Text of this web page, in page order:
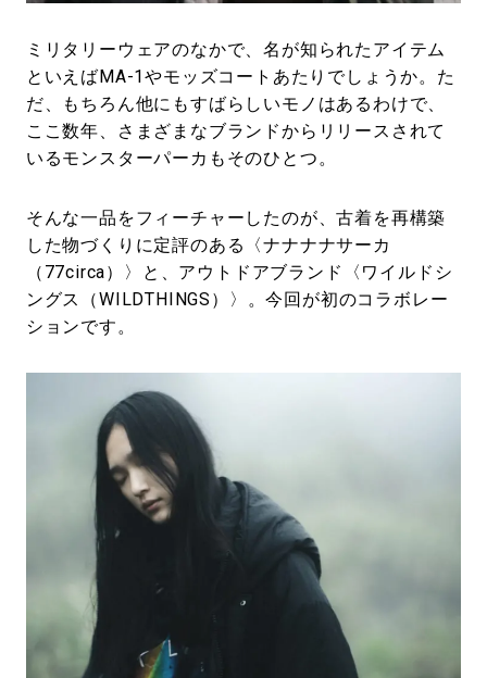
ミリタリーウェアのなかで、名が知られたアイテム
といえばMA-1やモッズコートあたりでしょうか。た
だ、もちろん他にもすばらしいモノはあるわけで、
ここ数年、さまざまなブランドからリリースされて
いるモンスターパーカもそのひとつ。
そんな一品をフィーチャーしたのが、古着を再構築
した物づくりに定評のある〈ナナナナサーカ
（77circa）〉と、アウトドアブランド〈ワイルドシ
ングス（WILDTHINGS）〉。今回が初のコラボレー
ションです。